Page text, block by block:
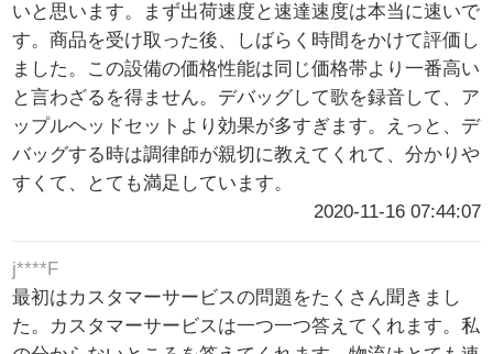
いと思います。まず出荷速度と速達速度は本当に速いで
す。商品を受け取った後、しばらく時間をかけて評価し
ました。この設備の価格性能は同じ価格帯より一番高い
と言わざるを得ません。デバッグして歌を録音して、ア
ップルヘッドセットより効果が多すぎます。えっと、デ
バッグする時は調律師が親切に教えてくれて、分かりや
すくて、とても満足しています。
2020-11-16 07:44:07
j****F
最初はカスタマーサービスの問題をたくさん聞きまし
た。カスタマーサービスは一つ一つ答えてくれます。私